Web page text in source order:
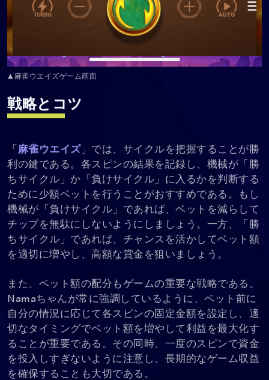
▲麻雀ウエイズゲーム画面
戦略とコツ
「 麻雀ウエイズ 」では、サイクルを把握することが勝
利の鍵である。各スピンの結果を記録し、機械が「勝
ちサイクル」か「負けサイクル」に入るかを判断する
ために少額ベットを行うことがおすすめである。もし
機械が「負けサイクル」であれば、ベットを減らして
チップを無駄にしないようにしましょう。一方、「勝
ちサイクル」であれば、チャンスを活かしてベット額
を適切に増やし、高額な賞金を狙いましょう。
また、ベット額の配分もゲームの重要な戦略である。
Namaちゃんが常に強調しているように、ベット前に
自分の情況に応じて各スピンの固定金額を設定し、適
切なタイミングでベット額を増やして利益を最大化す
ることが重要である。その同時、一度のスピンで資金
を投入しすぎないように注意し、長期的なゲーム収益
を確保することも大切である。